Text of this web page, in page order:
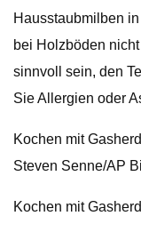
Hausstaubmilben
bei Holzböden
sinnvoll sein, den
Sie Allergien oder
Kochen mit
Steven Senne/AP
Kochen mit